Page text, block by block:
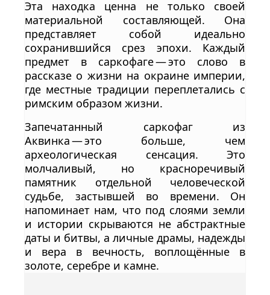
Эта находка ценна не только своей
материальной составляющей. Она
представляет собой идеально
сохранившийся срез эпохи. Каждый
предмет в саркофаге — это слово в
рассказе о жизни на окраине империи,
где местные традиции переплетались с
римским образом жизни.
Запечатанный саркофаг из
Аквинка — это больше, чем
археологическая сенсация. Это
молчаливый, но красноречивый
памятник отдельной человеческой
судьбе, застывшей во времени. Он
напоминает нам, что под слоями земли
и истории скрываются не абстрактные
даты и битвы, а личные драмы, надежды
и вера в вечность, воплощённые в
золоте, серебре и камне.